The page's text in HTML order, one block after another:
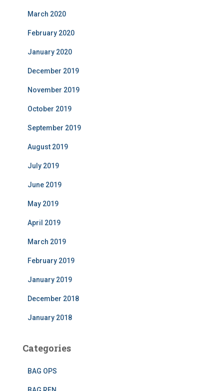
March 2020
February 2020
January 2020
December 2019
November 2019
October 2019
September 2019
August 2019
July 2019
June 2019
May 2019
April 2019
March 2019
February 2019
January 2019
December 2018
January 2018
Categories
BAG OPS